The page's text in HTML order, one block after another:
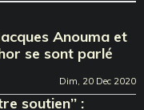
Anouma et
se sont parlé
Dim, 20 Dec 2020
soutien’’ :